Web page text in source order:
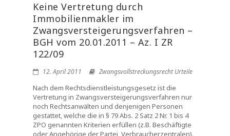
Keine Vertretung durch
Immobilienmakler im
Zwangsversteigerungsverfahren –
BGH vom 20.01.2011 – Az. I ZR
122/09
12. April 2011 Zwangsvollstreckungsrecht Urteile
Nach dem Rechtsdienstleistungsgesetz ist die
Vertretung in Zwangsversteigerungsverfahren nur
noch Rechtsanwälten und denjenigen Personen
gestattet, welche die in § 79 Abs. 2 Satz 2 Nr. 1 bis 4
ZPO genannten Kriterien erfüllen (z.B. Beschäftigte
oder Angehörige der Partei, Verbraucherzentralen).